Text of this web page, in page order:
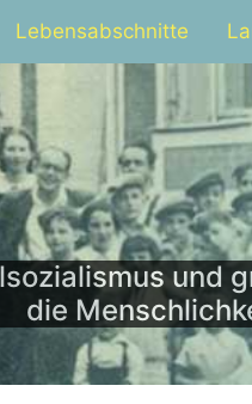
Lebensabschnitte
und
die